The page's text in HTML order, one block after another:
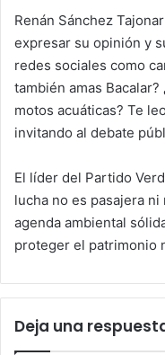
Renán Sánchez
expresar su opinión y
redes sociales como
también amas
motos acuáticas? Te
invitando al debate
El líder del Partido
lucha no es pasajera
agenda ambiental
proteger el patrimonio
Deja una